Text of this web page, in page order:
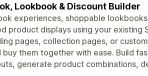
Lookbook & Discount Builder
experiences, shoppable
product displays using your existing
pages, collection pages, or
buy them together with ease. Build
generate product combinations,